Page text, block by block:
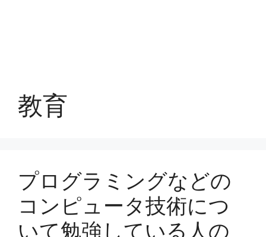
教育
プログラミングなどの
コンピュータ技術につ
いて勉強している人の